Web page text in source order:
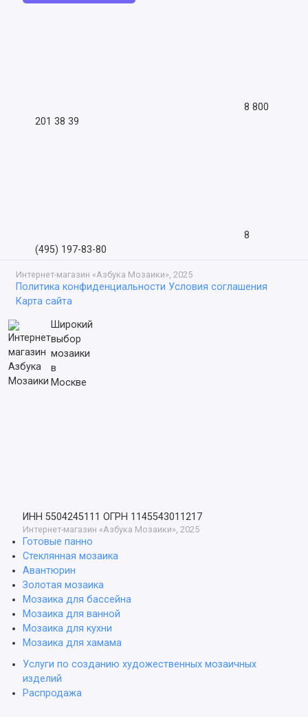
8 800
201 38 39
8
(495) 197-83-80
Интернет-магазин «Азбука Мозаики», 2025
Политика конфиденциальности Условия соглашения
Карта сайта
Широкий
выбор
мозаики
в
Москве
ИНН 5504245111 ОГРН 1145543011217
Интернет-магазин «Азбука Мозаики», 2025
Готовые панно
Стеклянная мозаика
Авантюрин
Золотая мозаика
Мозаика для бассейна
Мозаика для ванной
Мозаика для кухни
Мозаика для хамама
Услуги по созданию художественных мозаичных
изделий
Распродажа